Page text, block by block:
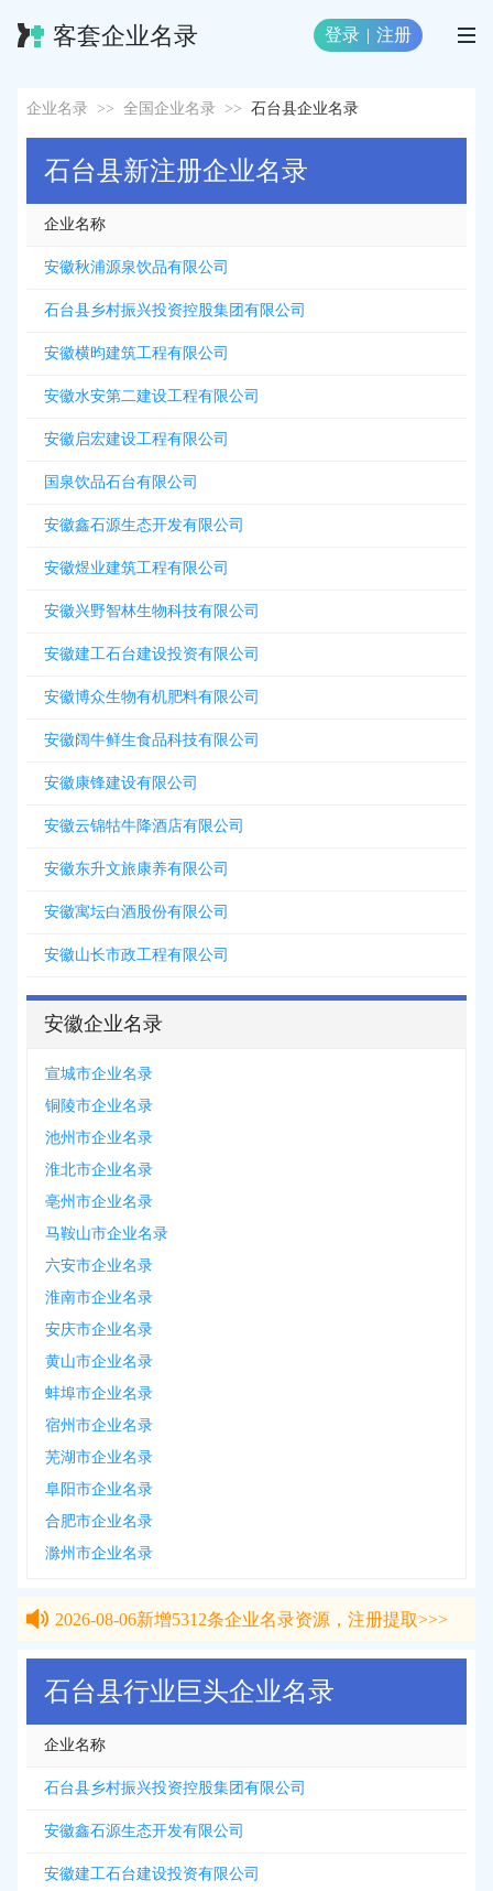
客套企业名录 登录 | 注册
企业名录 >> 全国企业名录 >> 石台县企业名录
石台县新注册企业名录
企业名称
安徽秋浦源泉饮品有限公司
石台县乡村振兴投资控股集团有限公司
安徽横昀建筑工程有限公司
安徽水安第二建设工程有限公司
安徽启宏建设工程有限公司
国泉饮品石台有限公司
安徽鑫石源生态开发有限公司
安徽煜业建筑工程有限公司
安徽兴野智林生物科技有限公司
安徽建工石台建设投资有限公司
安徽博众生物有机肥料有限公司
安徽阔牛鲜生食品科技有限公司
安徽康锋建设有限公司
安徽云锦牯牛降酒店有限公司
安徽东升文旅康养有限公司
安徽寓坛白酒股份有限公司
安徽山长市政工程有限公司
安徽企业名录
宣城市企业名录
铜陵市企业名录
池州市企业名录
淮北市企业名录
亳州市企业名录
马鞍山市企业名录
六安市企业名录
淮南市企业名录
安庆市企业名录
黄山市企业名录
蚌埠市企业名录
宿州市企业名录
芜湖市企业名录
阜阳市企业名录
合肥市企业名录
滁州市企业名录
石台县行业巨头企业名录
企业名称
石台县乡村振兴投资控股集团有限公司
安徽鑫石源生态开发有限公司
安徽建工石台建设投资有限公司